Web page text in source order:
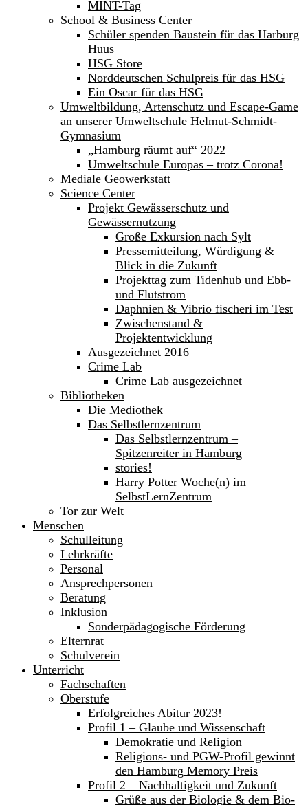
MINT-Tag
School & Business Center
Schüler spenden Baustein für das Harburg
Huus
HSG Store
Norddeutschen Schulpreis für das HSG
Ein Oscar für das HSG
Umweltbildung, Artenschutz und Escape-Game
an unserer Umweltschule Helmut-Schmidt-
Gymnasium
„Hamburg räumt auf“ 2022
Umweltschule Europas – trotz Corona!
Mediale Geowerkstatt
Science Center
Projekt Gewässerschutz und
Gewässernutzung
Große Exkursion nach Sylt
Pressemitteilung, Würdigung &
Blick in die Zukunft
Projekttag zum Tidenhub und Ebb-
und Flutstrom
Daphnien & Vibrio fischeri im Test
Zwischenstand &
Projektentwicklung
Ausgezeichnet 2016
Crime Lab
Crime Lab ausgezeichnet
Bibliotheken
Die Mediothek
Das Selbstlernzentrum
Das Selbstlernzentrum –
Spitzenreiter in Hamburg
stories!
Harry Potter Woche(n) im
SelbstLernZentrum
Tor zur Welt
Menschen
Schulleitung
Lehrkräfte
Personal
Ansprechpersonen
Beratung
Inklusion
Sonderpädagogische Förderung
Elternrat
Schulverein
Unterricht
Fachschaften
Oberstufe
Erfolgreiches Abitur 2023!
Profil 1 – Glaube und Wissenschaft
Demokratie und Religion
Religions- und PGW-Profil gewinnt
den Hamburg Memory Preis
Profil 2 – Nachhaltigkeit und Zukunft
Grüße aus der Biologie & dem Bio-